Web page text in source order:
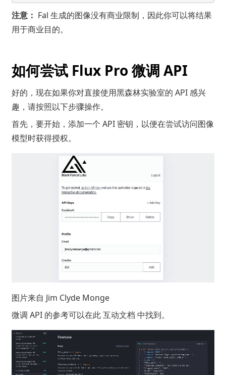
注意： Fal 生成的图像没有商业限制，因此你可以将结果
用于商业目的。
如何尝试 Flux Pro 微调 API
好的，现在如果你对直接使用黑森林实验室的 API 感兴
趣，请按照以下步骤操作。
首先，要开始，添加一个 API 密钥 ，以便在尝试访问图像
模型时获得授权。
图片来自 Jim Clyde Monge
微调 API 的参考可以在此互动文档 中找到。